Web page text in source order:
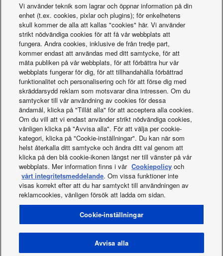
Rekryteringsportal
Facebook Instagram Youtube
LinkedIn
Webbplatskarta
Nyheter
Energy labels
Vi använder teknik som lagrar och öppnar information på din
enhet (t.ex. cookies, pixlar och plugins); för enkelhetens
skull kommer de alla att kallas "cookies" här. Vi använder
strikt nödvändiga cookies för att få vår webbplats att
fungera. Andra cookies, inklusive de från tredje part,
kommer endast att användas med ditt samtycke, för att
mäta publiken på vår webbplats, för att förbättra hur vår
webbplats fungerar för dig, för att tillhandahålla förbättrad
funktionalitet och personalisering och för att förse dig med
skräddarsydd reklam som motsvarar dina intressen. Om du
samtycker till vår användning av cookies för dessa
ändamål, klicka på "Tillåt alla" för att acceptera alla cookies.
Om du vill att vi endast använder strikt nödvändiga cookies,
vänligen klicka på "Avvisa alla". För att välja per cookie-
kategori, klicka på "Cookie-inställningar". Du kan när som
helst återkalla ditt samtycke och ändra ditt val genom att
klicka på den blå cookie-ikonen längst ner till vänster på vår
webbplats. Mer information finns i vår Cookiepolicy och
vårt integritetsmeddelande. Om vissa funktioner inte
visas korrekt efter att du har samtyckt till användningen av
reklamcookies, vänligen försök att ladda om sidan.
Cookie-inställningar
Avvisa alla